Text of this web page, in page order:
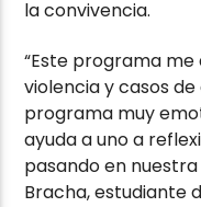
la convivencia.
“Este programa
violencia y casos
programa muy
ayuda a uno a
pasando en
Bracha, estudiante